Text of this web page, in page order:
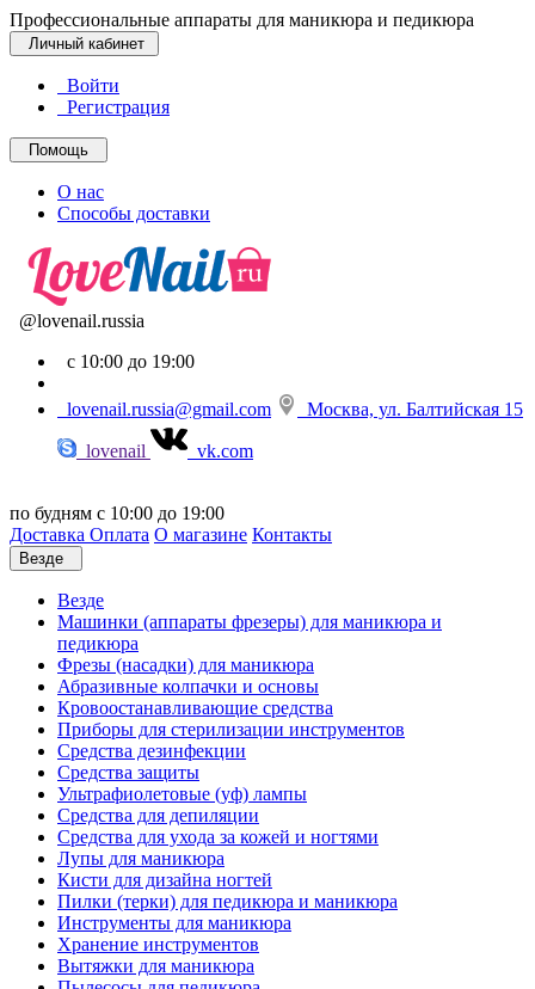
Профессиональные аппараты для маникюра и педикюра
Личный кабинет
Войти
Регистрация
Помощь
О нас
Способы доставки
@lovenail.russia
с 10:00 до 19:00
lovenail.russia@gmail.com Москва, ул. Балтийская 15
lovenail vk.com
по будням с 10:00 до 19:00
Доставка Оплата О магазине Контакты
Везде
Везде
Машинки (аппараты фрезеры) для маникюра и
педикюра
Фрезы (насадки) для маникюра
Абразивные колпачки и основы
Кровоостанавливающие средства
Приборы для стерилизации инструментов
Средства дезинфекции
Средства защиты
Ультрафиолетовые (уф) лампы
Средства для депиляции
Средства для ухода за кожей и ногтями
Лупы для маникюра
Кисти для дизайна ногтей
Пилки (терки) для педикюра и маникюра
Инструменты для маникюра
Хранение инструментов
Вытяжки для маникюра